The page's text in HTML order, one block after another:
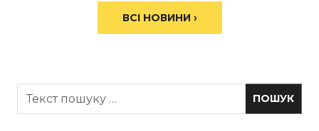
ВСІ НОВИНИ ›